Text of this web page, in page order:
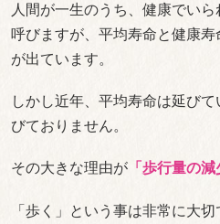
人間が一生のうち、健康でいら
呼びますが、平均寿命と健康
が出ています。
しかし近年、平均寿命は延び
びておりません。
その大きな理由が 「歩行量の減
「歩く」という事は非常に大